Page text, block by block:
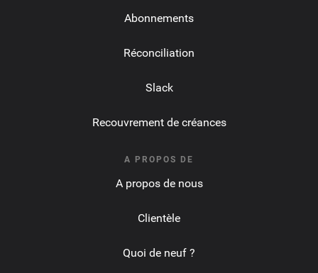
Abonnements
Réconciliation
Slack
Recouvrement de créances
A PROPOS DE
A propos de nous
Clientèle
Quoi de neuf ?